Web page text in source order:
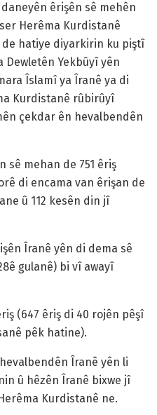
êrişên sê mehên
Herêma Kurdistanê
de hatiye diyarkirin ku piştî
Yekbûyî yên
Îslamî ya Îranê ya di
Kurdistanê rûbirûyî
çekdar ên hevalbendên
sê mehan de 751 êriş
di encama van êrişan de
û 112 kesên din jî
Îranê yên di dema sê
gulanê) bi vî awayî
(647 êriş di 40 rojên pêşî
pêk hatine).
Îranê yên li
û hêzên Îranê bixwe jî
Kurdistanê ne.